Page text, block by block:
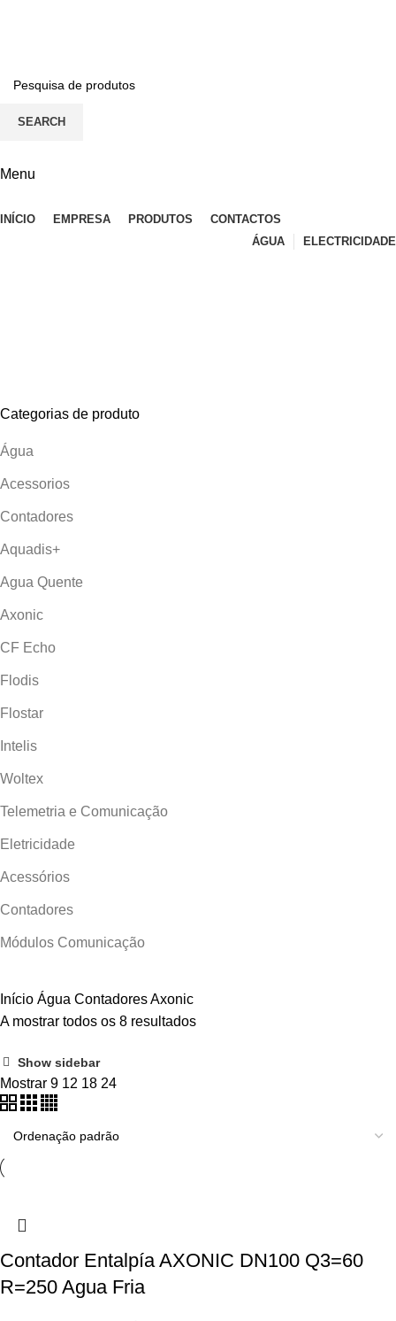
SEARCH
Menu
INÍCIO EMPRESA PRODUTOS
CONTACTOS
ÁGUA
ELECTRICIDADE
Categorias de produto
Água
Acessorios
Contadores
Aquadis+
Agua Quente
Axonic
CF Echo
Flodis
Flostar
Intelis
Woltex
Telemetria e Comunicação
Eletricidade
Acessórios
Contadores
Módulos Comunicação
Início Água ContadoresAxonic
A mostrar todos os 8 resultados
Show sidebar
Mostrar 9 12 18 24
Contador Entalpía AXONIC DN100 Q3=60
R=250 Agua Fria